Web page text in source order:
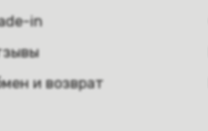
in
и возврат